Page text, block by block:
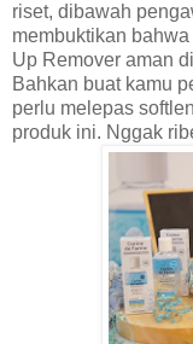
riset, dibawah
membuktikan
Up Remover aman
Bahkan buat kamu
perlu melepas
produk ini. Nggak